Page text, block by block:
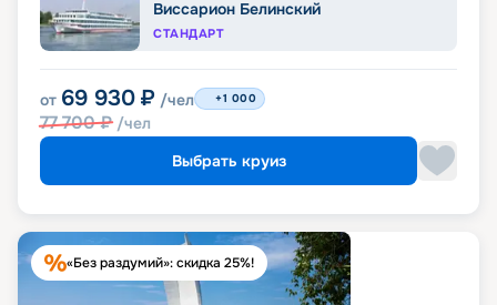
Виссарион Белинский
СТАНДАРТ
от 69 930 ₽ /чел
77 700₽ /чел
+1 000
Выбрать круиз
«Без раздумий»: скидка 25%!